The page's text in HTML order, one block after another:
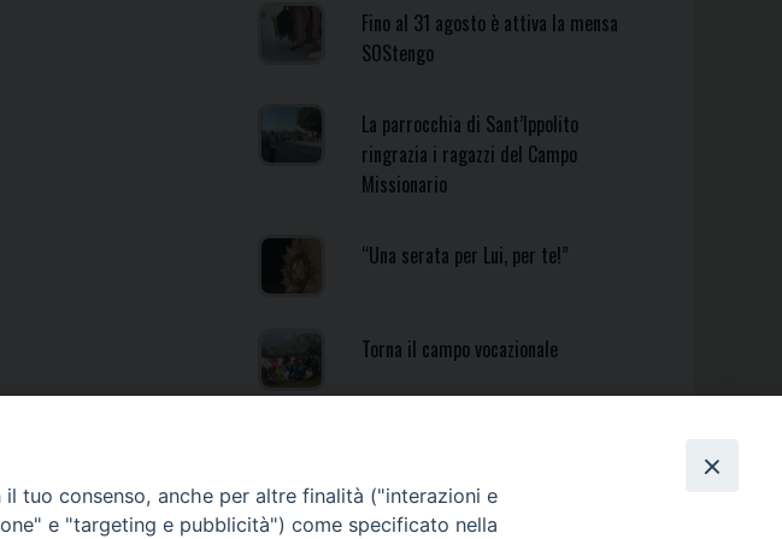
Fino al 31 agosto è attiva la mensa
SOStengo
La parrocchia di Sant’Ippolito
ringrazia i ragazzi del Campo
Missionario
“Una serata per Lui, per te!”
Torna il campo vocazionale
tuo consenso, anche per altre finalità ("interazioni e
e "targeting e pubblicità") come specificato nella